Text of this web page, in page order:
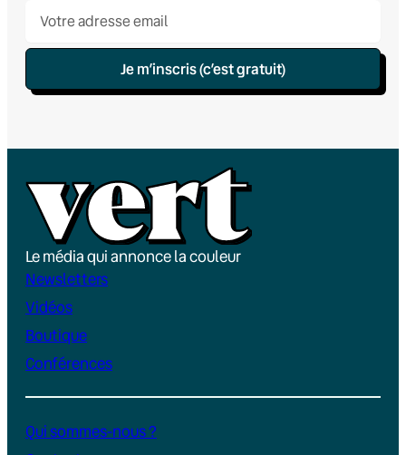
Je m’inscris (c’est gratuit)
Le média qui annonce la couleur
Newsletters
Vidéos
Boutique
Conférences
Qui sommes-nous ?